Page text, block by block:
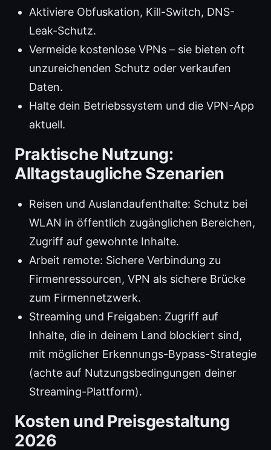
Aktiviere Obfuskation, Kill-Switch, DNS-
Leak-Schutz.
Vermeide kostenlose VPNs – sie bieten oft
unzureichenden Schutz oder verkaufen
Daten.
Halte dein Betriebssystem und die VPN-App
aktuell.
Praktische Nutzung:
Alltagstaugliche Szenarien
Reisen und Auslandaufenthalte: Schutz bei
WLAN in öffentlich zugänglichen Bereichen,
Zugriff auf gewohnte Inhalte.
Arbeit remote: Sichere Verbindung zu
Firmenressourcen, VPN als sichere Brücke
zum Firmennetzwerk.
Streaming und Freigaben: Zugriff auf
Inhalte, die in deinem Land blockiert sind,
mit möglicher Erkennungs-Bypass-Strategie
(achte auf Nutzungsbedingungen deiner
Streaming-Plattform).
Kosten und Preisgestaltung
2026